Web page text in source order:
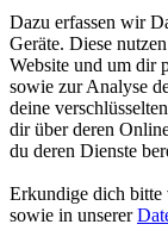
Dazu erfassen wir
Geräte. Diese
Website und um dir
sowie zur Analyse
deine
dir über deren
du deren Dienste
Erkundige dich
sowie in unserer